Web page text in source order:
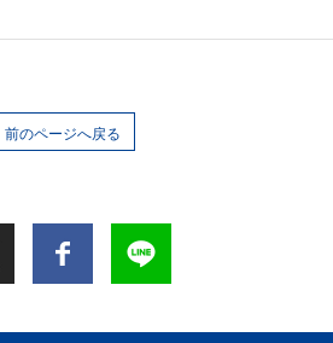
前のページへ戻る